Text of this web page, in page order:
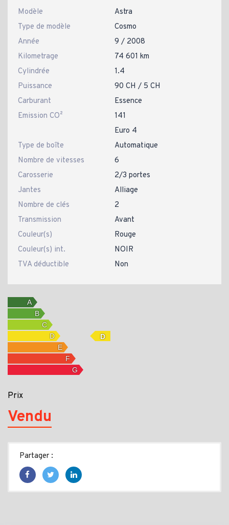
Modèle
Astra
Type de modèle
Cosmo
Année
9 / 2008
Kilometrage
74 601 km
Cylindrée
1.4
Puissance
90 CH / 5 CH
Carburant
Essence
Emission CO²
141
Euro 4
Type de boîte
Automatique
Nombre de vitesses
6
Carosserie
2/3 portes
Jantes
Alliage
Nombre de clés
2
Transmission
Avant
Couleur(s)
Rouge
Couleur(s) int.
NOIR
TVA déductible
Non
D
Prix
Vendu
Partager :